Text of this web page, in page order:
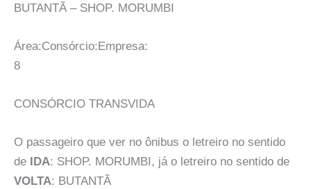
BUTANTÃ – SHOP. MORUMBI
Área:Consórcio:Empresa:
8
CONSÓRCIO TRANSVIDA
O passageiro que ver no ônibus o letreiro no sentido
de
IDA: SHOP. MORUMBI, já o letreiro no sentido de
VOLTA: BUTANTÃ